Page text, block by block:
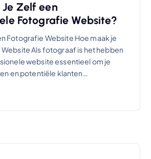
Zelf een
Fotografie Website?
Fotografie Website Hoe maak je
Als fotograaf is het hebben
website essentieel om je
en potentiële klanten…